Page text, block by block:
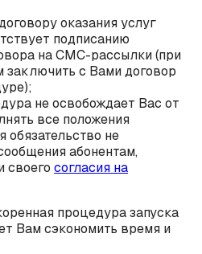
оказания услуг
подписанию
на СМС-рассылки (при
с Вами договор
не освобождает Вас от
все положения
обязательство не
абонентам,
своего согласия на
процедура запуска
Вам сэкономить время и